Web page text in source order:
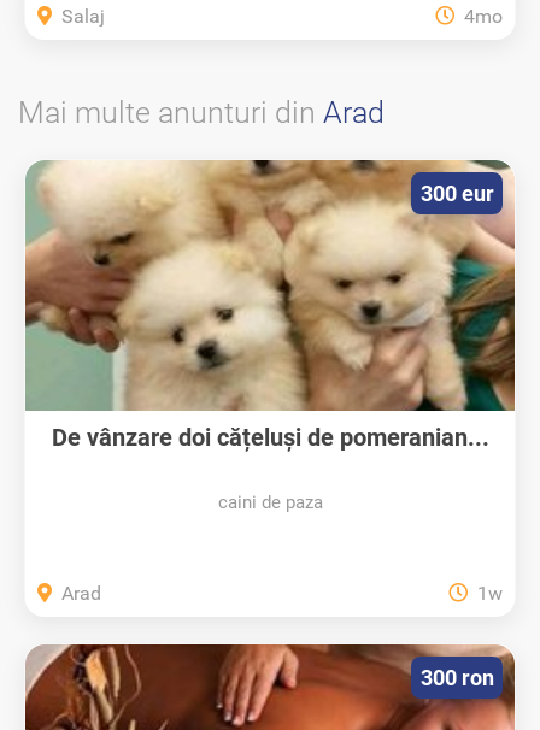
Salaj 4mo
Mai multe anunturi din Arad
De vânzare doi cățeluși de pomeranian...
caini de paza
300 eur
Arad 1w
300 ron